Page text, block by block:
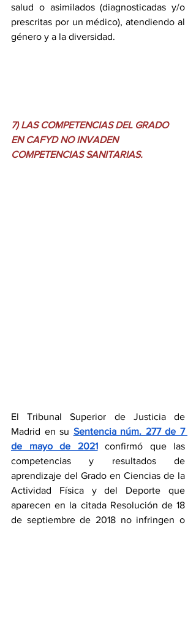
salud o asimilados (diagnosticadas y/o
prescritas por un médico), atendiendo al
género y a la diversidad.
7) LAS COMPETENCIAS DEL GRADO
EN CAFYD NO INVADEN
COMPETENCIAS SANITARIAS.
El Tribunal Superior de Justicia de
Madrid en su Sentencia núm. 277 de 7
de mayo de 2021 confirmó que las
competencias y resultados de
aprendizaje del Grado en Ciencias de la
Actividad Física y del Deporte que
aparecen en la citada Resolución de 18
de septiembre de 2018 no infringen o